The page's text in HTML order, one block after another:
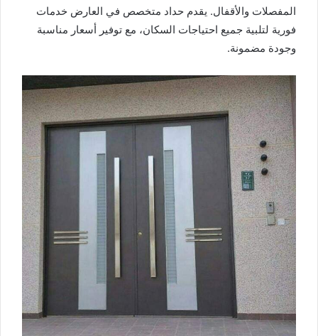
المفصلات والأقفال. يقدم حداد متخصص في العارض خدمات
فورية لتلبية جميع احتياجات السكان، مع توفير أسعار مناسبة
وجودة مضمونة.